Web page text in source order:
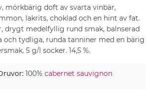
mörkbärig doft av svarta vinbär,
lakrits, choklad och en hint av fat.
drygt medelfyllig rund smak, balnserad
och tydliga, runda tanniner med en bärig
5 g/l socker. 14,5 %.
100% cabernet sauvignon